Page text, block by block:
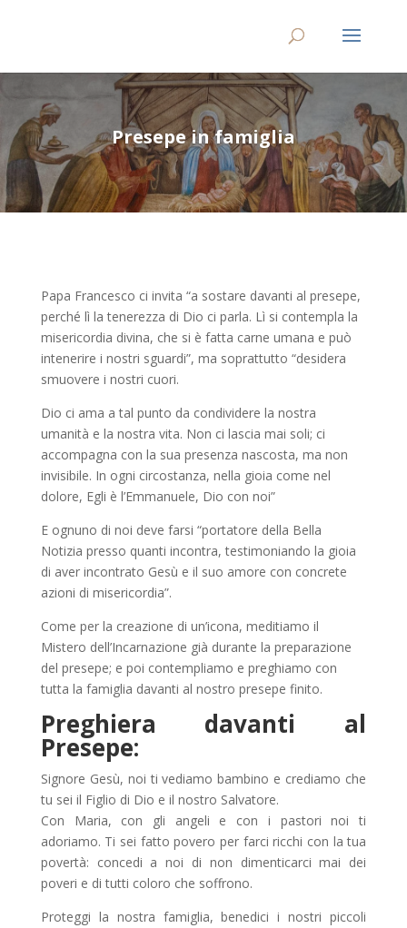
Presepe in famiglia
Papa Francesco ci invita “a sostare davanti al presepe,
perché lì la tenerezza di Dio ci parla. Lì si contempla la
misericordia divina, che si è fatta carne umana e può
intenerire i nostri sguardi”, ma soprattutto “desidera
smuovere i nostri cuori.
Dio ci ama a tal punto da condividere la nostra
umanità e la nostra vita. Non ci lascia mai soli; ci
accompagna con la sua presenza nascosta, ma non
invisibile. In ogni circostanza, nella gioia come nel
dolore, Egli è l’Emmanuele, Dio con noi”
E ognuno di noi deve farsi “portatore della Bella
Notizia presso quanti incontra, testimoniando la gioia
di aver incontrato Gesù e il suo amore con concrete
azioni di misericordia”.
Come per la creazione di un’icona, meditiamo il
Mistero dell’Incarnazione già durante la preparazione
del presepe; e poi contempliamo e preghiamo con
tutta la famiglia davanti al nostro presepe finito.
Preghiera davanti al
Presepe:
Signore Gesù, noi ti vediamo bambino e crediamo che
tu sei il Figlio di Dio e il nostro Salvatore.
Con Maria, con gli angeli e con i pastori noi ti
adoriamo. Ti sei fatto povero per farci ricchi con la tua
povertà: concedi a noi di non dimenticarci mai dei
poveri e di tutti coloro che soffrono.
Proteggi la nostra famiglia, benedici i nostri piccoli